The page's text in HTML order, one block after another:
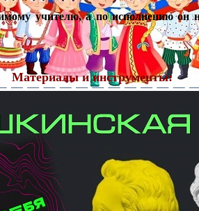
учителю, а по исполнению он
Материалы и инструменты: